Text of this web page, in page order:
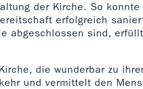
der Kirche. So
erfolgreich
abgeschlossen sind,
die wunderbar zu
und vermittelt den